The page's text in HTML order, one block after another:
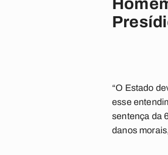
“O Estado
esse
sentença da
danos